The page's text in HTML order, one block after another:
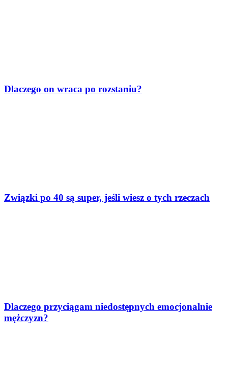
Dlaczego on wraca po rozstaniu?
Związki po 40 są super, jeśli wiesz o tych rzeczach
Dlaczego przyciągam niedostępnych emocjonalnie
mężczyzn?